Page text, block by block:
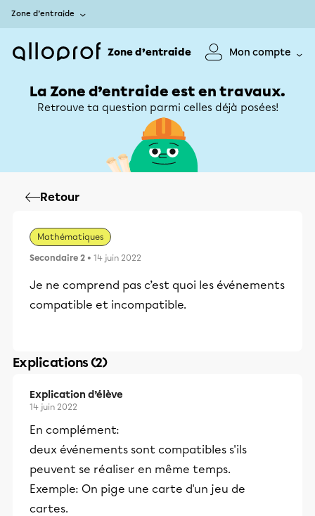
Zone d’entraide
Zone d’entraide Mon compte
La Zone d’entraide est en travaux.
Retrouve ta question parmi celles déjà posées!
Retour
Mathématiques
Secondaire 2 • 14 juin 2022
Je ne comprend pas c’est quoi les événements
compatible et incompatible.
Explications (2)
Explication d’élève
14 juin 2022
En complément:
deux événements sont compatibles s'ils
peuvent se réaliser en même temps.
Exemple: On pige une carte d'un jeu de
cartes.